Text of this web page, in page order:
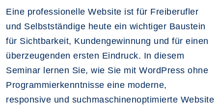
Eine professionelle Website ist für Freiberufler
und Selbstständige heute ein wichtiger Baustein
für Sichtbarkeit, Kundengewinnung und für einen
überzeugenden ersten Eindruck. In diesem
Seminar lernen Sie, wie Sie mit WordPress ohne
Programmierkenntnisse eine moderne,
responsive und suchmaschinenoptimierte Website